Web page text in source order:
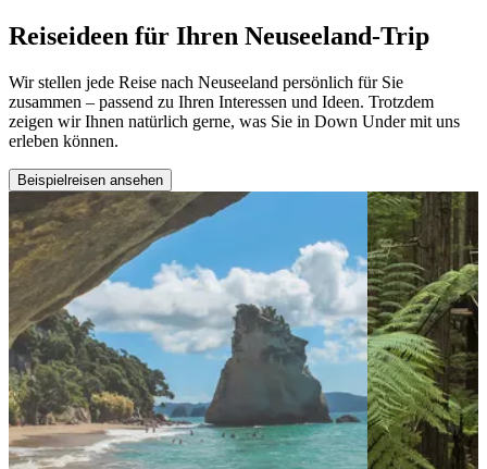
Reiseideen für Ihren Neuseeland-Trip
Wir stellen jede Reise nach Neuseeland persönlich für Sie
zusammen – passend zu Ihren Interessen und Ideen. Trotzdem
zeigen wir Ihnen natürlich gerne, was Sie in Down Under mit uns
erleben können.
Beispielreisen ansehen
View 4 Wochen – die Höhepunkte Neuseelands
View 3